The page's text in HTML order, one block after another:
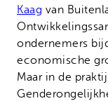
Kaag van
ondernemers
economische
Maar in de